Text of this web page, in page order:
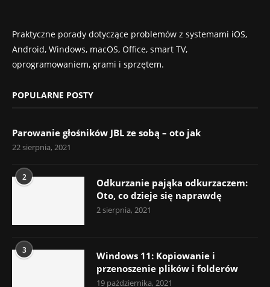
Praktyczne porady dotyczące problemów z systemami iOS,
Android, Windows, macOS, Office, smart TV,
oprogramowaniem, grami i sprzętem.
POPULARNE POSTY
Parowanie głośników JBL ze sobą – oto jak
22 sierpnia, 2021
2
Odkurzanie pająka odkurzaczem:
Oto, co dzieje się naprawdę
2 sierpnia, 2021
3
Windows 11: Kopiowanie i
przenoszenie plików i folderów
19 października, 2021